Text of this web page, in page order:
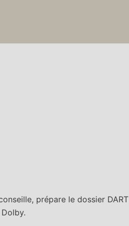
prépare le dossier DART